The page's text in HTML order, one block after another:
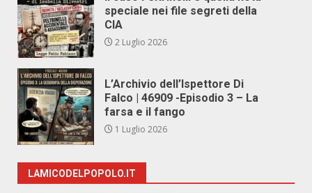
speciale nei file segreti della
CIA
2 Luglio 2026
L’Archivio dell’Ispettore Di
Falco | 46909 -Episodio 3 – La
farsa e il fango
1 Luglio 2026
LAMICODELPOPOLO.IT